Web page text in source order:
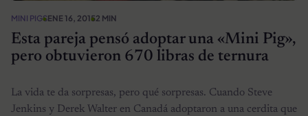
MINI PIGSENE 16, 20152 MIN
Esta pareja pensó adoptar una «Mini Pig»,
pero obtuvieron 670 libras de ternura
La vida te da sorpresas, pero qué sorpresas. Cuando Steve
Jenkins y Derek Walter en Canadá adoptaron a una cerdita que